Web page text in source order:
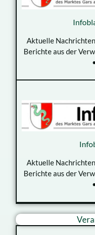
Aktuelle
Berichte aus der
Aktuelle
Berichte aus der